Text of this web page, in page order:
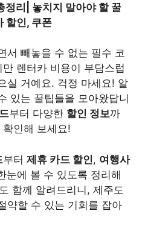
정리| 놓치지 말아야 할 꿀
할인, 쿠폰
서 빼놓을 수 없는 필수 코
렌터카 비용이 부담스럽
실 거예요. 걱정 마세요! 알
있는 꿀팁들을 모아왔답니
부터 다양한 할인 정보까
인해 보세요!
부터 제휴 카드 할인, 여행사
눈에 볼 수 있도록 정리해
도 함께 알려드리니, 제주도
약할 수 있는 기회를 잡아